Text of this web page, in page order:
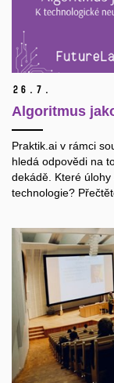
26. 7.
Algoritmus
Praktik.ai v rámci
hledá odpovědi na
dekádě. Které
technologie?